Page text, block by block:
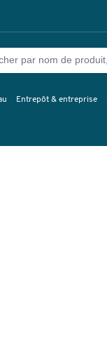
Entrepôt & entreprise